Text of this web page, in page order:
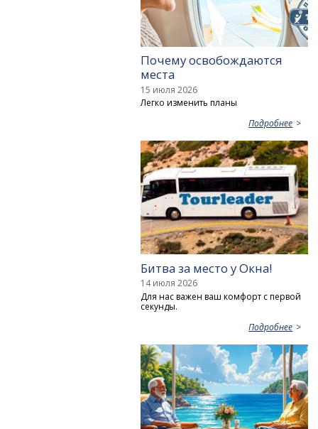
Почему освобождаются
места
15 июля 2026
Легко изменить планы
Подробнее
Битва за место у Окна!
14 июля 2026
Для нас важен ваш комфорт с первой
секунды.
Подробнее